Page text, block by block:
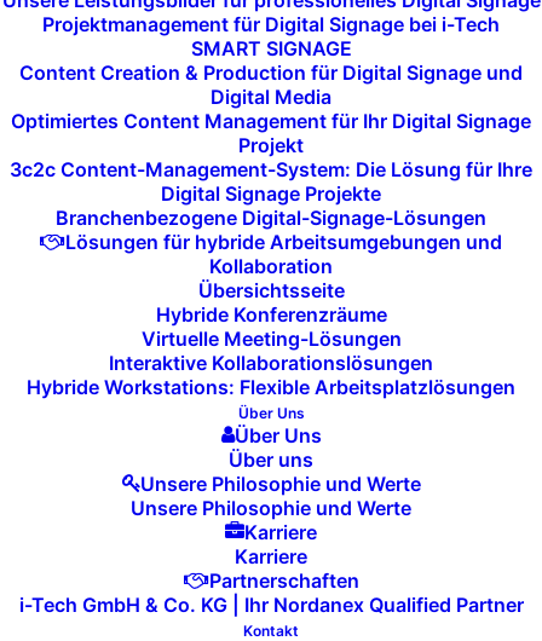
Projektmanagement für Digital Signage bei i-Tech
SMART SIGNAGE
Content Creation & Production für Digital Signage und
Digital Media
Optimiertes Content Management für Ihr Digital Signage
Projekt
3c2c Content-Management-System: Die Lösung für Ihre
Digital Signage Projekte
Branchenbezogene Digital-Signage-Lösungen
Lösungen für hybride Arbeitsumgebungen und
Kollaboration
Übersichtsseite
Hybride Konferenzräume
Virtuelle Meeting-Lösungen
Interaktive Kollaborationslösungen
Hybride Workstations: Flexible Arbeitsplatzlösungen
Über Uns
Über Uns
Über uns
Unsere Philosophie und Werte
Unsere Philosophie und Werte
Karriere
Karriere
Partnerschaften
i-Tech GmbH & Co. KG | Ihr Nordanex Qualified Partner
Kontakt
Energieeffizienz und Nachhaltigkeit
Ein deutlich stärkeres Thema als in den Vorjahren war
Energieverbrauch, Materialeinsatz und Betriebsdauer.
Hersteller adressieren verstärkt:
reduzierte Leistungsaufnahme bei LED und LCD
verbesserte Netzteileffizienz
intelligente Helligkeitssteuerung
längere Wartungsintervalle
modulare Austauschbarkeit statt
Komplettaustausch
Für Betreiber großer Signage-Netze wird dieser
Aspekt zunehmend kaufentscheidend, da
Energiekosten und ESG-Vorgaben in Ausschreibungen
stärker gewichtet werden.
Szenariobasierte Präsentation statt
Technikdemo